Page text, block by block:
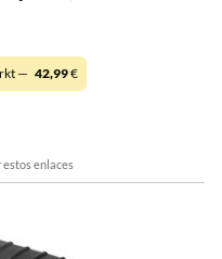
— 42,99€
estos enlaces